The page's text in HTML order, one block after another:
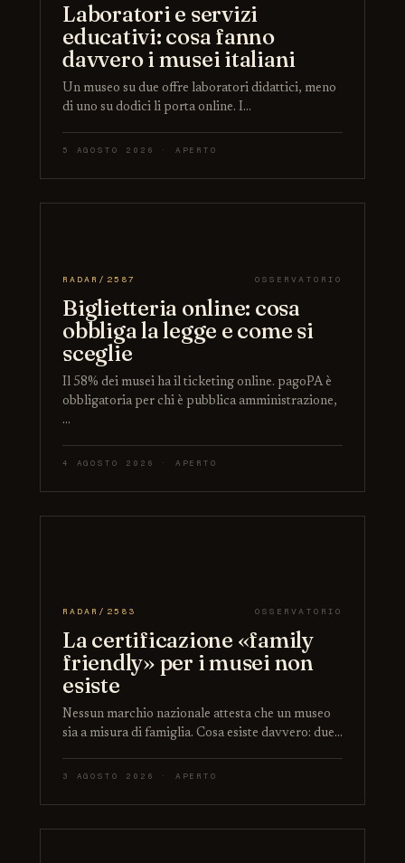
Laboratori e servizi
educativi: cosa fanno
davvero i musei italiani
Un museo su due offre laboratori didattici, meno
di uno su dodici li porta online. I…
5 AGOSTO 2026 · APERTO
RADAR/2587 OSSERVATORIO
Biglietteria online: cosa
obbliga la legge e come si
sceglie
Il 58% dei musei ha il ticketing online. pagoPA è
obbligatoria per chi è pubblica amministrazione,
…
4 AGOSTO 2026 · APERTO
RADAR/2583 OSSERVATORIO
La certificazione «family
friendly» per i musei non
esiste
Nessun marchio nazionale attesta che un museo
sia a misura di famiglia. Cosa esiste davvero: due…
3 AGOSTO 2026 · APERTO